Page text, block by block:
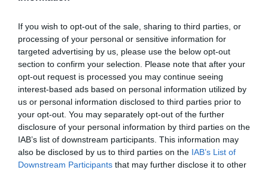
If you wish to opt-out of the sale, sharing to third parties, or
processing of your personal or sensitive information for
targeted advertising by us, please use the below opt-out
section to confirm your selection. Please note that after your
opt-out request is processed you may continue seeing
interest-based ads based on personal information utilized by
us or personal information disclosed to third parties prior to
your opt-out. You may separately opt-out of the further
disclosure of your personal information by third parties on the
IAB’s list of downstream participants. This information may
also be disclosed by us to third parties on the IAB’s List of
Downstream Participants that may further disclose it to other
éventuellement se
retrouver à égalité avec six
points chacune si le Mali
bat le Botswana, ce qui est possible et si la Guinée bat
le Ghana. C’est encore possible car le Ghana n’est pas
apparu au somment de son art samedi soir à
Francevile.